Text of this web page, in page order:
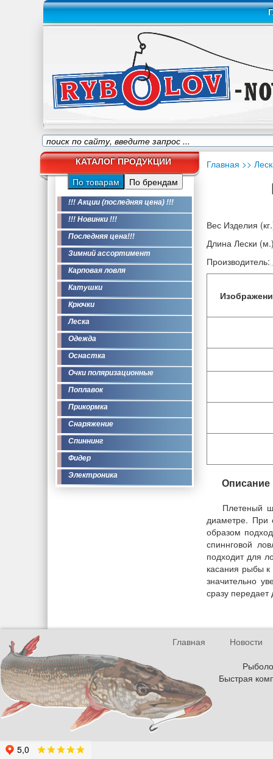
КАТАЛОГ ПРОДУКЦИИ
По товарам По брендам
!!! Акции (последняя цена) !!!
!!! Новинки !!!
Последняя цена!!!
Зимний ассортимент
Карповая ловля
Катушки
Крючки
Леска
Одежда
Оснастка
Очки поляризационные
Поплавок
Прикормка
Снаряжение
Спиннинг
Фидер
Электроника
Главная >>
Вес Изделия
Длина Лески
Производитель:
Описание
Плетеный
диаметре. При
образом
спиннговой
подходит для
касания рыбы к
значительно
сразу
Главная
Новости
Быстрая